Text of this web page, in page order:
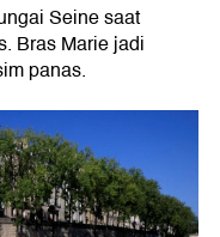
Seine saat
Bras Marie jadi
panas.